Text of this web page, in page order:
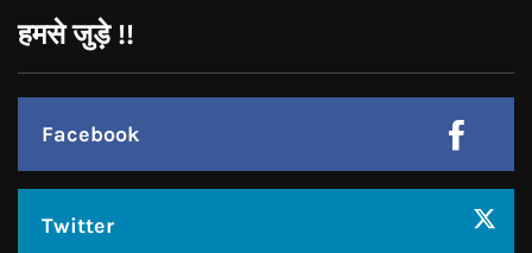
Instagram
JOIN US